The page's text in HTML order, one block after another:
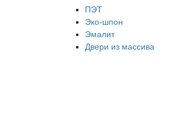
ПЭТ
Эко-шпон
Эмалит
Двери из массива